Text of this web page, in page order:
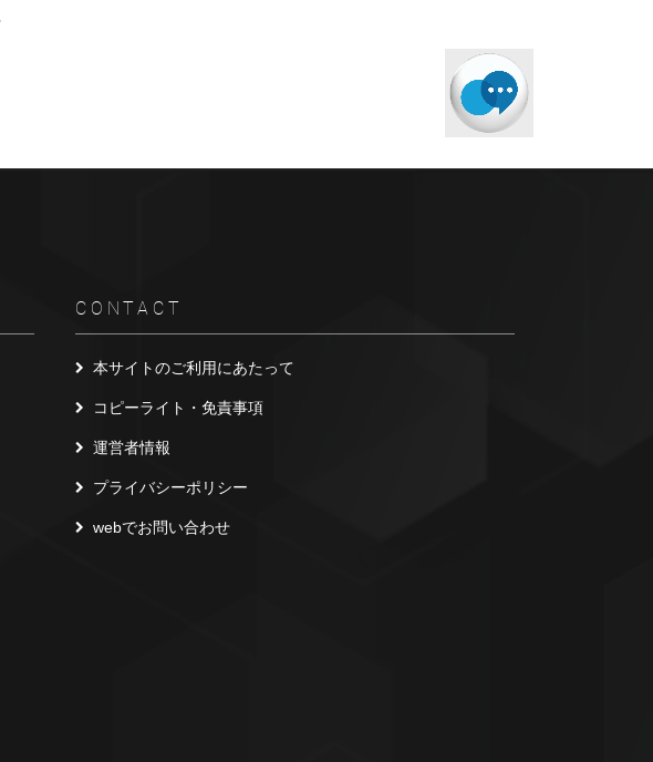
CONTACT
本サイトのご利用にあたって
コピーライト・免責事項
運営者情報
プライバシーポリシー
webでお問い合わせ